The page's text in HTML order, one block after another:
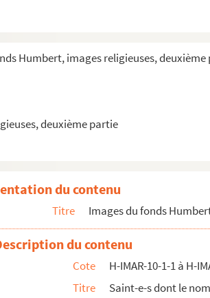
Humbert, images religieuses,
deuxième partie
professeur de théologie
du contenu
Titre Images du fonds
du contenu
Cote
H-IMAR-10-1-1 à H-
Titre
Saint-e-s dont le